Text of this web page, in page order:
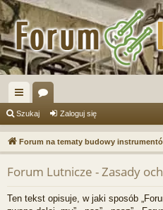
ię
ce
j
…
or
a
Szukaj Zaloguj się
Forum na tematy budowy
Forum Lutnicze - Zasady
Ten tekst opisuje, w jaki sposób